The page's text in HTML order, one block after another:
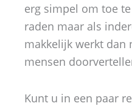
erg simpel om toe
raden maar als
makkelijk werkt dan
mensen
Kunt u in een paar